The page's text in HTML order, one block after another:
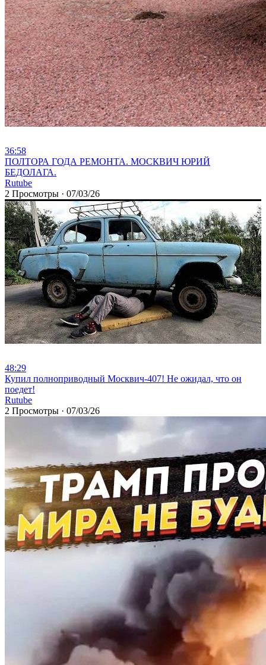
36:58
⁣ПОЛТОРА ГОДА РЕМОНТА. МОСКВИЧ ЮРИЙ
БЕДОЛАГА.
Rutube
2 Просмотры · 07/03/26
48:29
⁣Купил полноприводный Москвич-407! Не ожидал, что он
поедет!
Rutube
2 Просмотры · 07/03/26